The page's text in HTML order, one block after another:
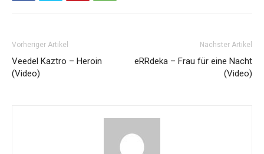
Vorheriger Artikel
Veedel Kaztro – Heroin
(Video)
Nächster Artikel
eRRdeka – Frau für eine Nacht
(Video)